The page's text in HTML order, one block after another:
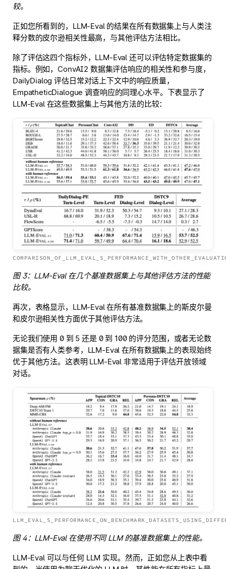
较。
正如您所看到的，LLM-Eval 的结果在所有数据集上与人类注
释分数的皮尔逊相关性最高，与其他评估方法相比。
除了评估这四个指标外，LLM-Eval 还可以评估特定数据集的
指标。例如，ConvAI2 数据集评估响应的相关性和参与度，
DailyDialog 评估日常对话上下文中的响应质量，
EmpatheticDialogue 调查响应的同理心水平。下表显示了
LLM-Eval 在这些数据集上与其他方法的比较：
图 3：LLM-Eval 在几个基准数据集上与其他评估方法的性能
比较。
再次，表格显示，LLM-Eval 在所有基准数据集上的斯皮尔曼
和皮尔逊相关性方面优于其他评估方法。
无论我们使用 0 到 5 还是 0 到 100 的评分范围，或者无论数
据集是否有人类参考，LLM-Eval 在所有数据集上的表现始终
优于其他方法。这表明 LLM-Eval 非常适用于评估开放领域
对话。
图 4：LLM-Eval 在使用不同 LLM 的基准数据集上的性能。
LLM-Eval 可以与任何 LLM 实现。然而，正如您从上表中看